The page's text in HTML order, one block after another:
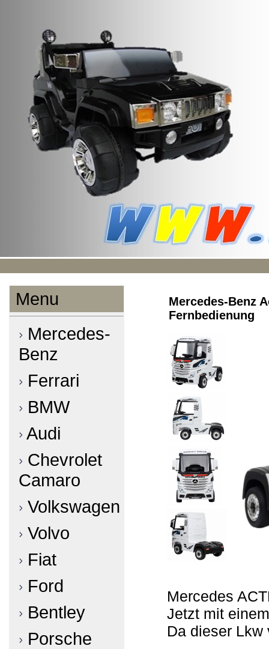
Menu
Mercedes-
Benz
Ferrari
BMW
Audi
Chevrolet
Camaro
Volkswagen
Volvo
Fiat
Ford
Bentley
Porsche
Mercedes-Benz
Fernbedienung
Mercedes
Jetzt mit
Da dieser